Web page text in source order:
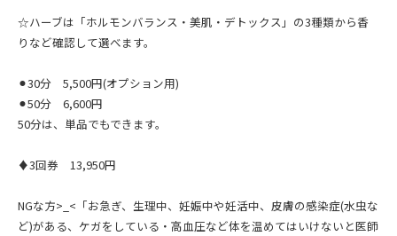
☆ハーブは「ホルモンバランス・美肌・デトックス」の3種類から香
りなど確認して選べます。
⚫︎30分 5,500円(オプション用)
⚫︎50分 6,600円
50分は、単品でもできます。
♦︎3回券 13,950円
NGな方>_<「お急ぎ、生理中、妊娠中や妊活中、皮膚の感染症(水虫な
ど)がある、ケガをしている・高血圧など体を温めてはいけないと医師